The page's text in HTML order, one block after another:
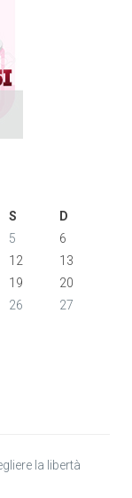
S
D
5
6
12
13
19
20
26
27
la libertà